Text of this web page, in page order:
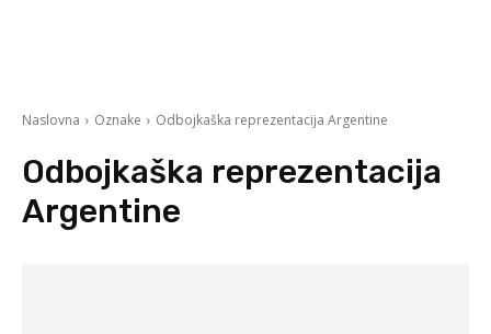
Naslovna Oznake Odbojkaška reprezentacija Argentine
Odbojkaška reprezentacija
Argentine